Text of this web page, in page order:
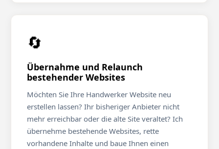
🔄
Übernahme und Relaunch
bestehender Websites
Möchten Sie Ihre Handwerker Website neu
erstellen lassen? Ihr bisheriger Anbieter nicht
mehr erreichbar oder die alte Site veraltet? Ich
übernehme bestehende Websites, rette
vorhandene Inhalte und baue Ihnen einen